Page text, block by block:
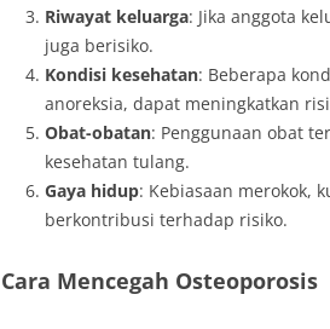
Riwayat keluarga: Jika anggota
juga berisiko.
Kondisi kesehatan: Beberapa
anoreksia, dapat meningkatkan
Obat-obatan: Penggunaan obat
kesehatan tulang.
Gaya hidup: Kebiasaan merokok,
berkontribusi terhadap risiko.
Cara Mencegah Osteoporosis